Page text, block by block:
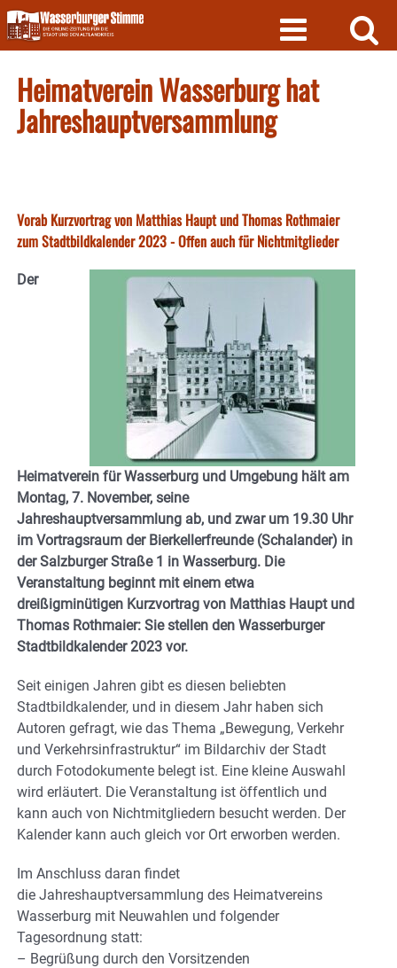
Skip
to
content
Heimatverein Wasserburg hat
Jahreshauptversammlung
Vorab Kurzvortrag von Matthias Haupt und Thomas Rothmaier
zum Stadtbildkalender 2023 - Offen auch für Nichtmitglieder
Der
Heimatverein für Wasserburg und Umgebung hält am
Montag, 7. November, seine
Jahreshauptversammlung ab, und zwar um 19.30 Uhr
im Vortragsraum der Bierkellerfreunde (Schalander) in
der Salzburger Straße 1 in Wasserburg. Die
Veranstaltung beginnt mit einem etwa
dreißigminütigen Kurzvortrag von Matthias Haupt und
Thomas Rothmaier: Sie stellen den Wasserburger
Stadtbildkalender 2023 vor.
Seit einigen Jahren gibt es diesen beliebten
Stadtbildkalender, und in diesem Jahr haben sich
Autoren gefragt, wie das Thema „Bewegung, Verkehr
und Verkehrsinfrastruktur“ im Bildarchiv der Stadt
durch Fotodokumente belegt ist. Eine kleine Auswahl
wird erläutert. Die Veranstaltung ist öffentlich und
kann auch von Nichtmitgliedern besucht werden. Der
Kalender kann auch gleich vor Ort erworben werden.
Im Anschluss daran findet
die Jahreshauptversammlung des Heimatvereins
Wasserburg mit Neuwahlen und folgender
Tagesordnung statt:
– Begrüßung durch den Vorsitzenden